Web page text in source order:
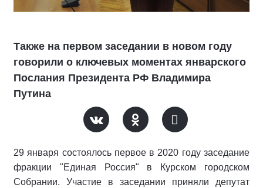
Также на первом заседании в новом году
говорили о ключевых моментах январского
Послания Президента РФ Владимира
Путина
29 января состоялось первое в 2020 году заседание
фракции "Единая Россия" в Курском городском
Собрании. Участие в заседании приняли депутат